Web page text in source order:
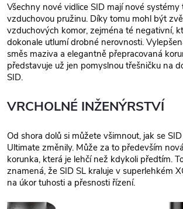
Všechny nové vidlice SID mají nové
vzduchovou pružinu. Díky tomu mohl být
vzduchových komor, zejména té negativní,
dokonale utlumí drobné nerovnosti.
směs maziva a elegantně přepracovaná
představuje už jen pomyslnou třešničku na
SID.
VRCHOLNÉ INŽENÝRSTVÍ
Od shora dolů si můžete všimnout, jak se
Ultimate změnily. Může za to především
korunka, která je lehčí než kdykoli předtím.
znamená, že SID SL kraluje v superlehkém
na úkor tuhosti a přesnosti řízení.